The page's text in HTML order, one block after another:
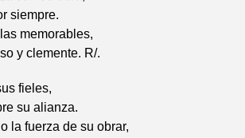
siempre.
memorables,
y clemente. R/.
fieles,
su alianza.
la fuerza de su obrar,